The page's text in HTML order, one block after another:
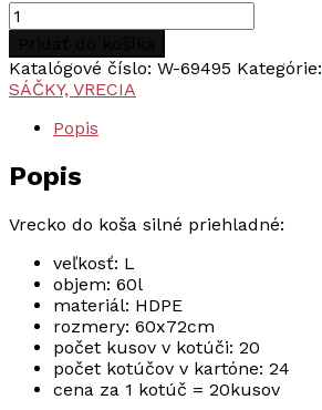
množstvo
Vrecko
do
koša
silné
priehladné
Katalógové číslo: W-69495 Kategórie:
SÁČKY, VRECIA
Popis
Popis
Vrecko do koša silné priehladné:
veľkosť: L
objem: 60l
materiál: HDPE
rozmery: 60x72cm
počet kusov v kotúči: 20
počet kotúčov v kartóne: 24
cena za 1 kotúč = 20kusov